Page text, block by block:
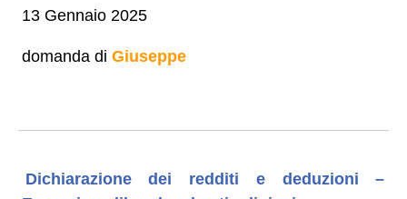
13 Gennaio 2025
domanda di Giuseppe
Dichiarazione dei redditi e deduzioni –